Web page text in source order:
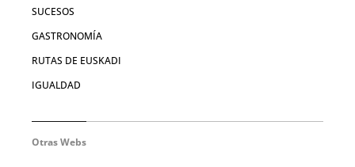
SUCESOS
GASTRONOMÍA
RUTAS DE EUSKADI
IGUALDAD
Otras Webs